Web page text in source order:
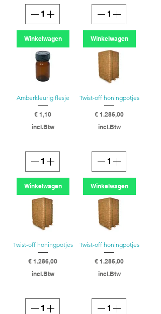
Winkelwagen Winkelwagen
Amberkleurig flesje
Prijs
€ 1,10
incl.Btw
Winkelwagen
Twist-off honingpotjes
Prijs
€ 1.286,00
incl.Btw
Winkelwagen
Twist-off honingpotjes
Prijs
€ 1.286,00
incl.Btw
Twist-off honingpotjes
Prijs
€ 1.286,00
incl.Btw